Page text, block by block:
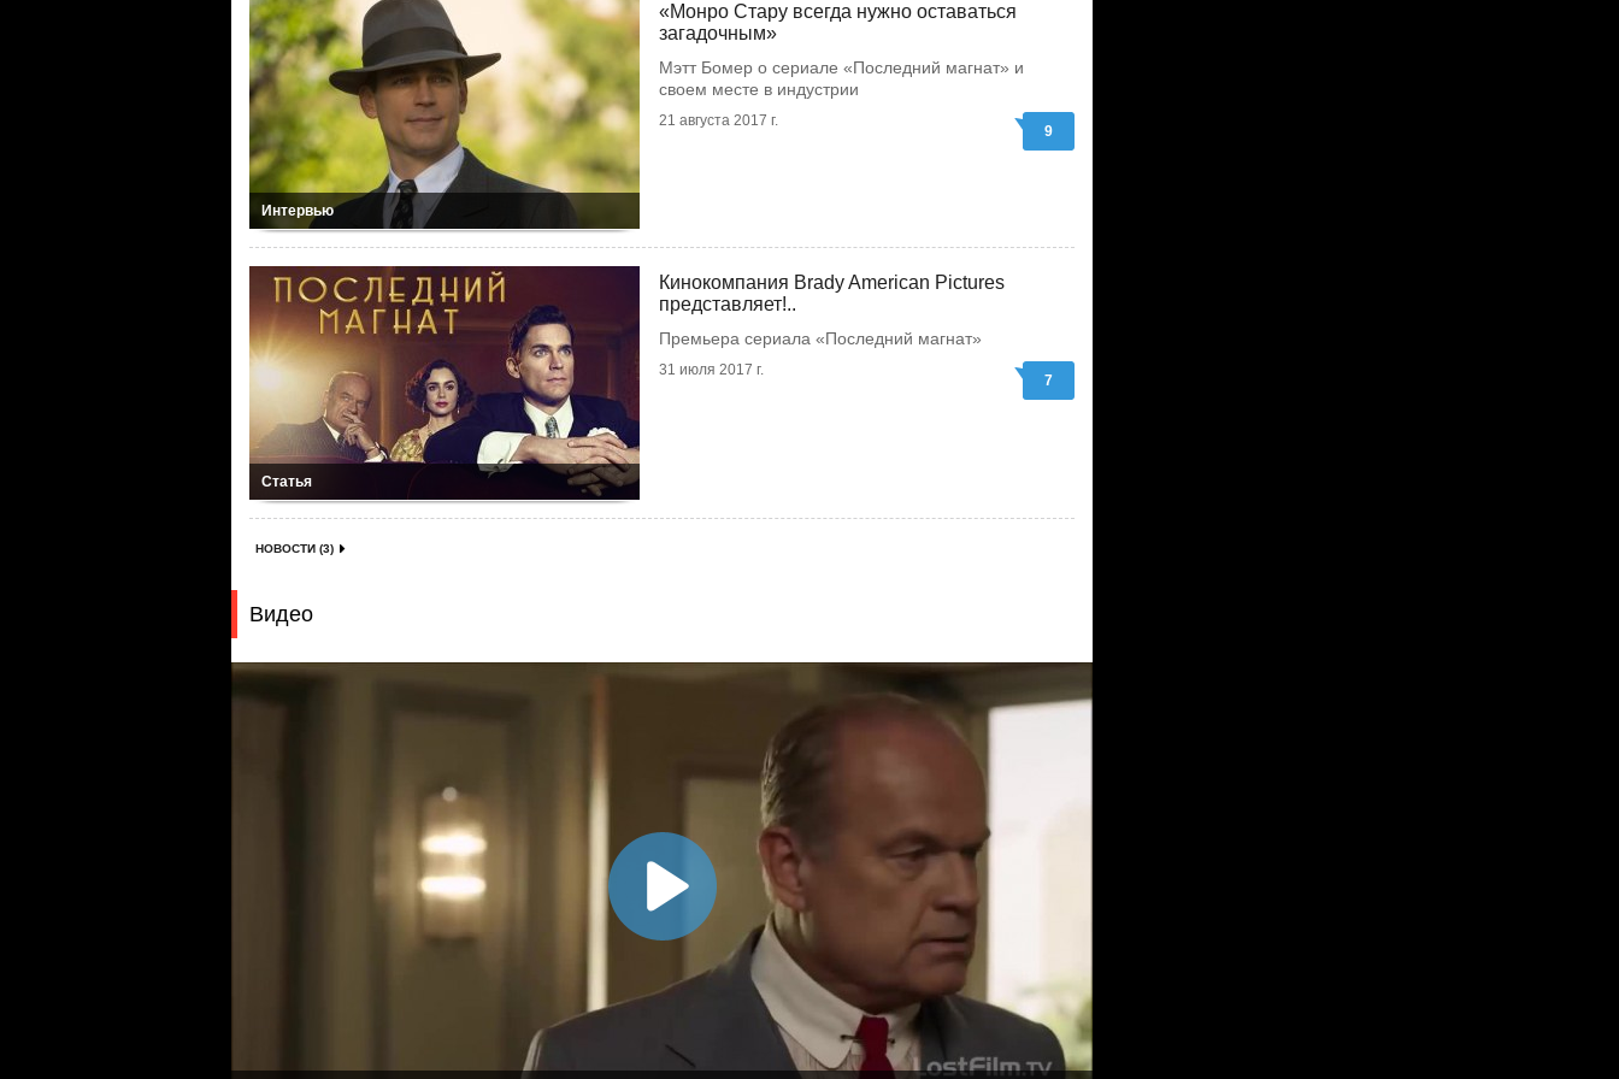
Интервью
«Монро Стару всегда нужно оставаться
загадочным»
Мэтт Бомер о сериале «Последний магнат» и
своем месте в индустрии
21 августа 2017 г.
9
Статья
Кинокомпания Brady American Pictures
представляет!..
Премьера сериала «Последний магнат»
31 июля 2017 г.
7
НОВОСТИ (3)
Видео